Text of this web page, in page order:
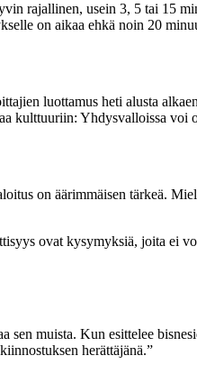
rajallinen, usein 3, 5 tai 15
on aikaa ehkä noin 20
luottamus heti alusta
kulttuuriin: Yhdysvalloissa voi
on äärimmäisen tärkeä.
ovat kysymyksiä, joita ei
sen muista. Kun esittelee
herättäjänä.”